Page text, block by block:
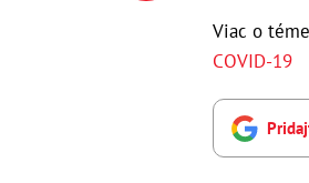
Viac o
COVID-19